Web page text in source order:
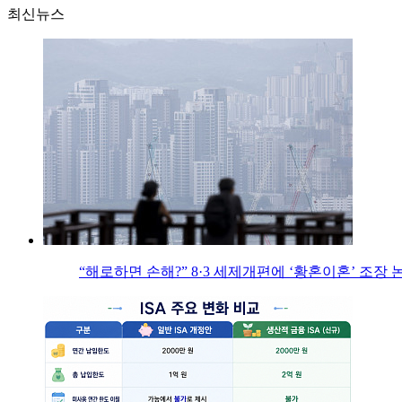
최신뉴스
“해로하면 손해?” 8·3 세제개편에 ‘황혼이혼’ 조장